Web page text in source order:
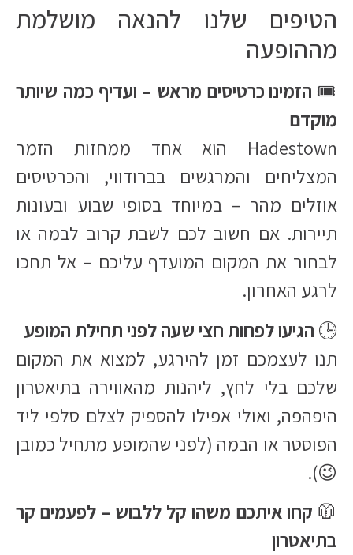
הטיפים שלנו להנאה מושלמת
מההופעה
🎟 הזמינו כרטיסים מראש – ועדיף כמה שיותר
מוקדם
Hadestown הוא אחד ממחזות הזמר
המצליחים והמרגשים בברודווי, והכרטיסים
אוזלים מהר – במיוחד בסופי שבוע ובעונות
תיירות. אם חשוב לכם לשבת קרוב לבמה או
לבחור את המקום המועדף עליכם – אל תחכו
לרגע האחרון.
🕒 הגיעו לפחות חצי שעה לפני תחילת המופע
תנו לעצמכם זמן להירגע, למצוא את המקום
שלכם בלי לחץ, ליהנות מהאווירה בתיאטרון
היפהפה, ואולי אפילו להספיק לצלם סלפי ליד
הפוסטר או הבמה (לפני שהמופע מתחיל כמובן
😉).
🧥 קחו איתכם משהו קל ללבוש – לפעמים קר
בתיאטרון